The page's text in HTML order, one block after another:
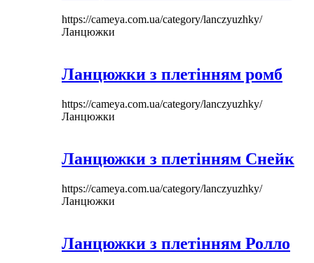
https://cameya.com.ua/category/lanczyuzhky/
Ланцюжки
Ланцюжки з плетінням ромб
https://cameya.com.ua/category/lanczyuzhky/
Ланцюжки
Ланцюжки з плетінням Снейк
https://cameya.com.ua/category/lanczyuzhky/
Ланцюжки
Ланцюжки з плетінням Ролло